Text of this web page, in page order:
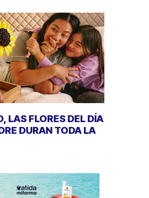
LAS FLORES DEL DÍA
DURAN TODA LA